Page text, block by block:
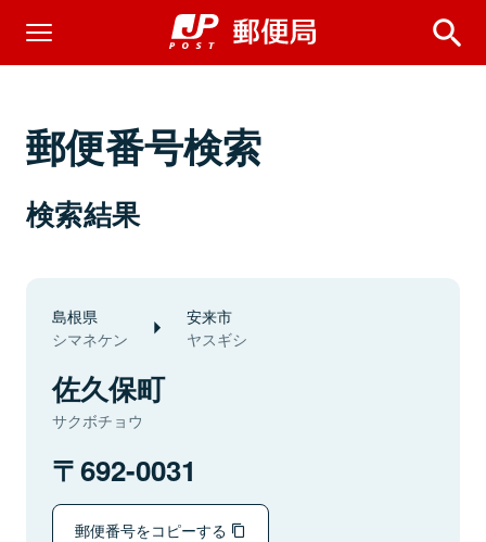
郵便番号検索
検索結果
島根県
シマネケン
安来市
ヤスギシ
佐久保町
サクボチョウ
692-0031
郵便番号をコピーする